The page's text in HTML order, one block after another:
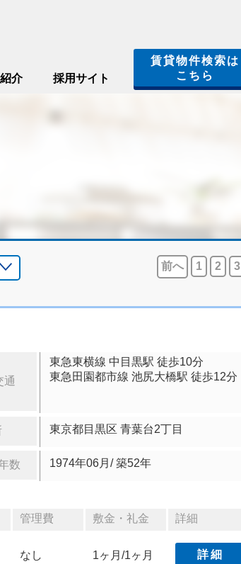
介 採用サイト
賃貸物件検索は
こちら
前へ 1 2 3
通
東急東横線 中目黒駅 徒歩10分
東急田園都市線 池尻大橋駅 徒歩12分
東京都目黒区 青葉台2丁目
数 1974年06月/ 築52年
管理費 敷金・礼金 詳細
なし 1ヶ月/1ヶ月 詳細